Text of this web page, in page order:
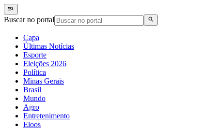
Buscar no portal
Capa
Últimas Notícias
Esporte
Eleições 2026
Política
Minas Gerais
Brasil
Mundo
Agro
Entretenimento
Eloos